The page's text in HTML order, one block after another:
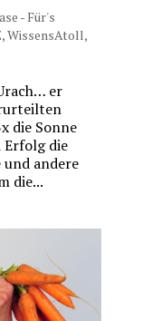
- Für's
,WissensAtoll,
er
die Sonne
Erfolg die
und andere
die...